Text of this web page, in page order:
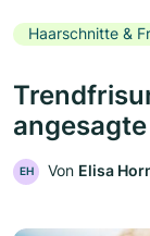
Haarschnitte &
EH Von Elisa